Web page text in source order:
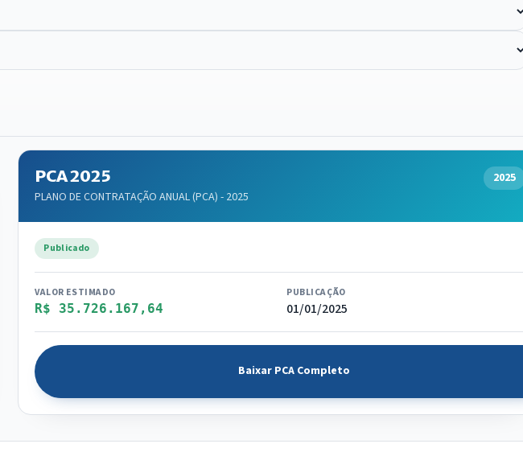
PCA 2025
PLANO DE CONTRATAÇÃO ANUAL (PCA) - 2025
2025
Publicado
VALOR ESTIMADO
R$ 35.726.167,64
PUBLICAÇÃO
01/01/2025
Baixar PCA Completo